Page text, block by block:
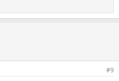
#9